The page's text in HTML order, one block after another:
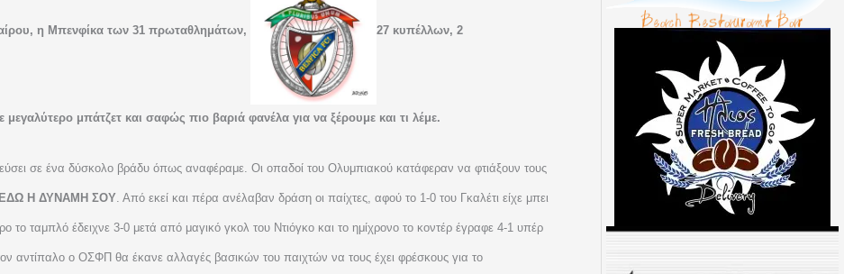
η Μπενφίκα των 31 πρωταθλημάτων, 27 κυπέλλων, 2
μπάτζετ και σαφώς πιο βαριά φανέλα για να ξέρουμε και τι λέμε.
σε ένα δύσκολο βράδυ όπως αναφέραμε. Οι οπαδοί του Ολυμπιακού κατάφεραν να φτιάξουν τους
Η ΔΥΝΑΜΗ ΣΟΥ. Από εκεί και πέρα ανέλαβαν δράση οι παίχτες, αφού το 1-0 του Γκαλέτι είχε μπει
ταμπλό έδειχνε 3-0 μετά από μαγικό γκολ του Ντιόγκο και το ημίχρονο το κοντέρ έγραφε 4-1 υπέρ
αντίπαλο ο ΟΣΦΠ θα έκανε αλλαγές βασικών του παιχτών να τους έχει φρέσκους για το